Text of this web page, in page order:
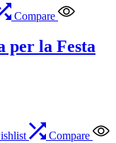
Compare
per la Festa
Compare